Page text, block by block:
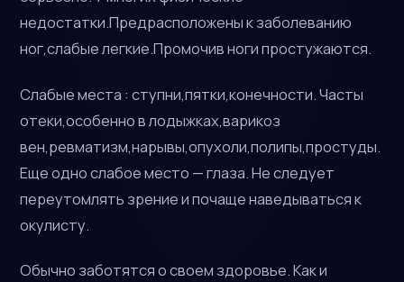
недостатки.Предрасположены к заболеванию
ног,слабые легкие.Промочив ноги простужаются.
Слабые места : ступни,пятки,конечности. Часты
отеки,особенно в лодыжках,варикоз
вен,ревматизм,нарывы,опухоли,полипы,простуды.
Еще одно слабое место — глаза. Не следует
переутомлять зрение и почаще наведываться к
окулисту.
Обычно заботятся о своем здоровье. Как и